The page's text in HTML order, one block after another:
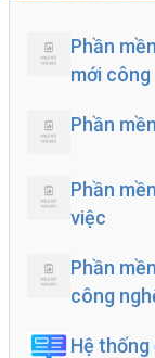
Phần
mới
Phần
Phần
việc
Phần
công
Hệ